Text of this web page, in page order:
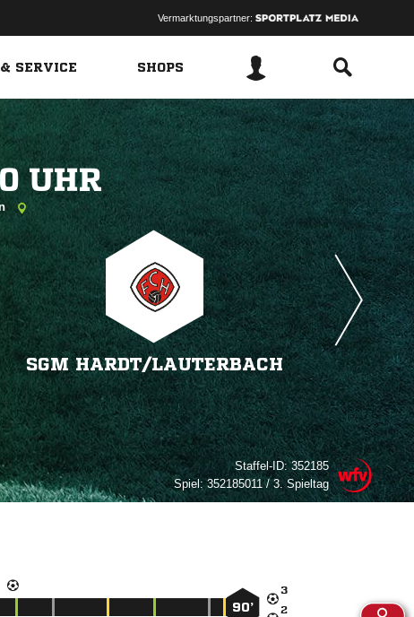
Vermarktungspartner:
SERVICE SHOPS

SGM HARDT/​LAUTERBACH
Staffel-ID:352185
Spiel:352185011 / 3. Spieltag


90’